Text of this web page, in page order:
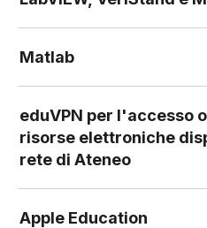
Matlab
eduVPN per l'accesso
risorse elettroniche
rete di Ateneo
Apple Education